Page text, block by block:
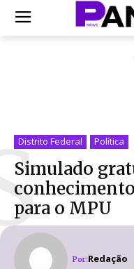
Distrito Federal Política
Simulado
para o MPU
Por:Redação